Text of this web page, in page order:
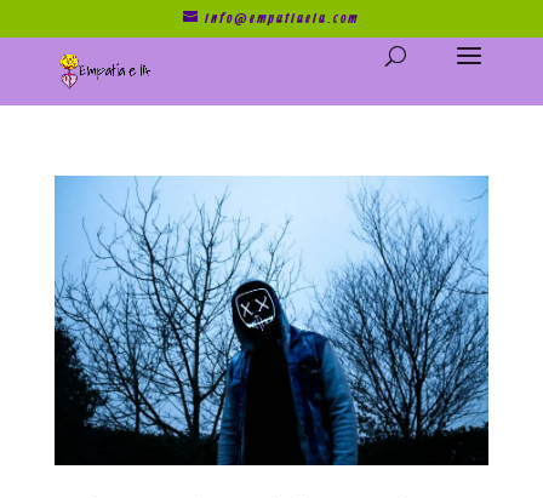
info@empatiaeia.com